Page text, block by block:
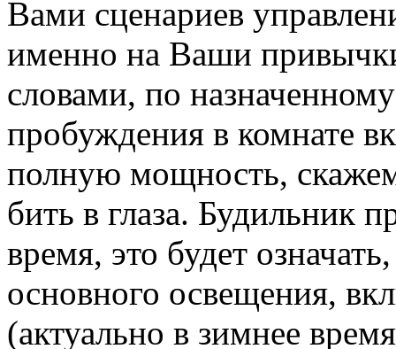
Вами сценариев
именно на Ваши
словами, по
пробуждения в комнате
полную мощность,
бить в глаза. Будильник
время, это будет
основного освещения,
(актуально в зимнее